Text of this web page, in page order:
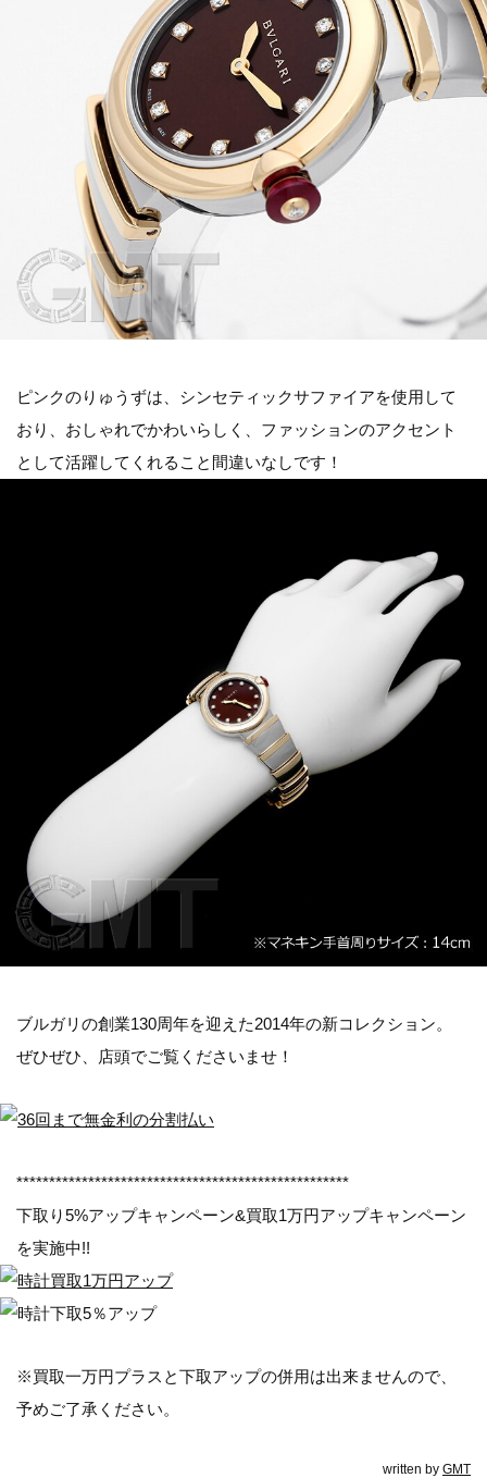
ピンクのりゅうずは、シンセティックサファイアを使用して
おり、おしゃれでかわいらしく、ファッションのアクセント
として活躍してくれること間違いなしです！
ブルガリの創業130周年を迎えた2014年の新コレクション。
ぜひぜひ、店頭でご覧くださいませ！
***************************************************
下取り5%アップキャンペーン&買取1万円アップキャンペーン
を実施中!!
※買取一万円プラスと下取アップの併用は出来ませんので、
予めご了承ください。
written by GMT